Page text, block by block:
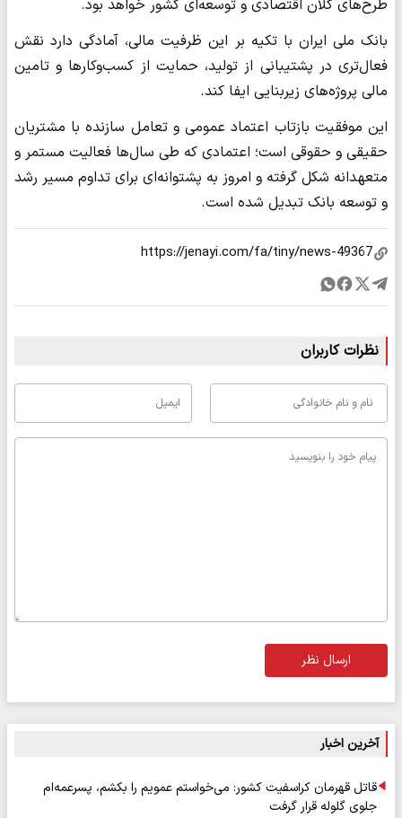
طرح‌های کلان اقتصادی و توسعه‌ای کشور خواهد بود.
بانک ملی ایران با تکیه بر این ظرفیت مالی، آمادگی دارد نقش
فعال‌تری در پشتیبانی از تولید، حمایت از کسب‌وکارها و تامین
مالی پروژه‌های زیربنایی ایفا کند.
این موفقیت بازتاب اعتماد عمومی و تعامل سازنده با مشتریان
حقیقی و حقوقی است؛ اعتمادی که طی سال‌ها فعالیت مستمر و
متعهدانه شکل گرفته و امروز به پشتوانه‌ای برای تداوم مسیر رشد
و توسعه بانک تبدیل شده است.
نظرات کاربران
ارسال نظر
آخرین اخبار
قاتل قهرمان کراسفیت کشور: می‌خواستم عمویم را بکشم، پسرعمه‌ام
جلوی گلوله قرار گرفت